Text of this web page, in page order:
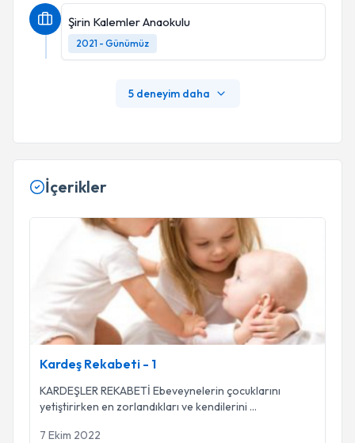
Şirin Kalemler Anaokulu
2021 - Günümüz
5 deneyim daha
İçerikler
Kardeş Rekabeti - 1
Kardeş Rekabeti - 1
KARDEŞLER REKABETİ Ebeveynelerin çocuklarını
yetiştirirken en zorlandıkları ve kendilerini ...
7 Ekim 2022